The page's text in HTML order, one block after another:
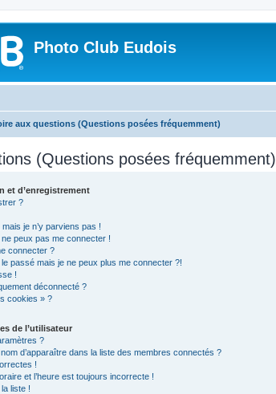
Photo Club Eudois
aux questions (Questions posées fréquemment)
(Questions posées fréquemment)
et d’enregistrement
?
je n’y parviens pas !
peux pas me connecter !
connecter ?
passé mais je ne peux plus me connecter ?!
!
déconnecté ?
cookies » ?
de l’utilisateur
?
d’apparaître dans la liste des membres connectés ?
!
et l’heure est toujours incorrecte !
liste !